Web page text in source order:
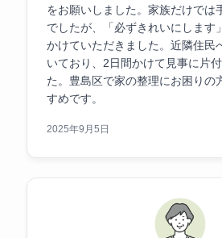
をお願いしました。家族だけでは
でしたが、「必ずきれいにします
かけていただきました。近隣住民
いており、2日間かけて見事に片
た。豊島区で家の整理にお困りの
すめです。
2025年9月5日